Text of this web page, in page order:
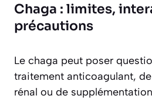
Chaga : limites,
précautions
Le chaga peut poser
traitement anticoagulant,
rénal ou de